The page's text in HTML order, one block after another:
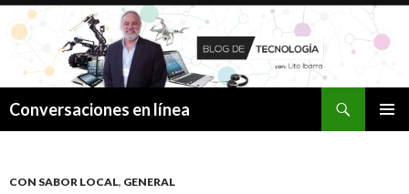
Conversaciones en línea
CON SABOR LOCAL, GENERAL